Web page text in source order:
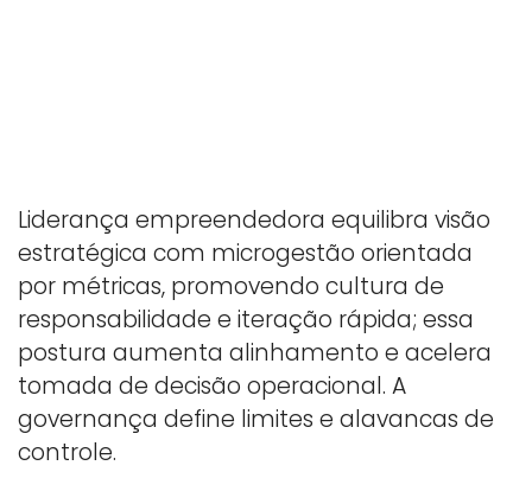
Liderança empreendedora equilibra visão
estratégica com microgestão orientada
por métricas, promovendo cultura de
responsabilidade e iteração rápida; essa
postura aumenta alinhamento e acelera
tomada de decisão operacional. A
governança define limites e alavancas de
controle.